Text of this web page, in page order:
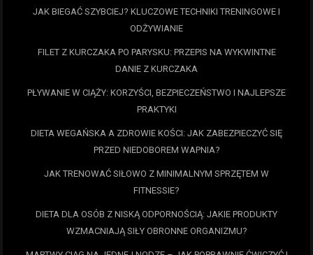
JAK BIEGAĆ SZYBCIEJ? KLUCZOWE TECHNIKI TRENINGOWE I
ODŻYWIANIE
FILET Z KURCZAKA PO PARYSKU: PRZEPIS NA WYKWINTNE
DANIE Z KURCZAKA
PŁYWANIE W CIĄŻY: KORZYŚCI, BEZPIECZEŃSTWO I NAJLEPSZE
PRAKTYKI
DIETA WEGAŃSKA A ZDROWIE KOŚCI: JAK ZABEZPIECZYĆ SIĘ
PRZED NIEDOBOREM WAPNIA?
JAK TRENOWAĆ SIŁOWO Z MINIMALNYM SPRZĘTEM W
FITNESSIE?
DIETA DLA OSÓB Z NISKĄ ODPORNOŚCIĄ: JAKIE PRODUKTY
WZMACNIAJĄ SIŁY OBRONNE ORGANIZMU?